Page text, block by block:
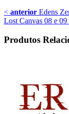
< anterior Edens
Lost Canvas 08 e
Produtos